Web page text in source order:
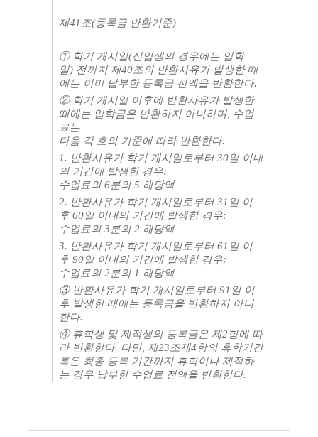
제41조(등록금 반환기준)
① 학기 개시일(신입생의 경우에는 입학
일) 전까지 제40조의 반환사유가 발생한 때
에는 이미 납부한 등록금 전액을 반환한다.
② 학기 개시일 이후에 반환사유가 발생한
때에는 입학금은 반환하지 아니하며, 수업
료는
다음 각 호의 기준에 따라 반환한다.
1. 반환사유가 학기 개시일로부터 30일 이내
의 기간에 발생한 경우:
수업료의 6분의 5 해당액
2. 반환사유가 학기 개시일로부터 31 일 이
후 60일 이내의 기간에 발생한 경우:
수업료의 3분의 2 해당액
3. 반환사유가 학기 개시일로부터 61 일 이
후 90일 이내의 기간에 발생한 경우:
수업료의 2분의 1 해당액
③ 반환사유가 학기 개시일로부터 91 일 이
후 발생한 때에는 등록금을 반환하지 아니
한다.
④ 휴학생 및 제적생의 등록금은 제2 항에 따
라 반환한다. 다만, 제23조제4 항의 휴학기간
혹은 최종 등록 기간까지 휴학이나 제적하
는 경우 납부한 수업료 전액을 반환한다.